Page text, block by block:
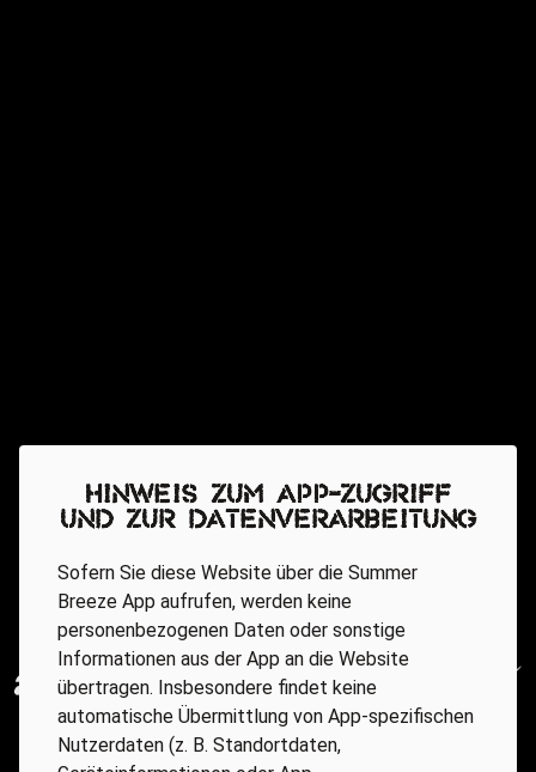
Hinweis zum App-Zugriff
und zur Datenverarbeitung
Sofern Sie diese Website über die Summer
Breeze App aufrufen, werden keine
personenbezogenen Daten oder sonstige
Informationen aus der App an die Website
übertragen. Insbesondere findet keine
automatische Übermittlung von App-spezifischen
Nutzerdaten (z. B. Standortdaten,